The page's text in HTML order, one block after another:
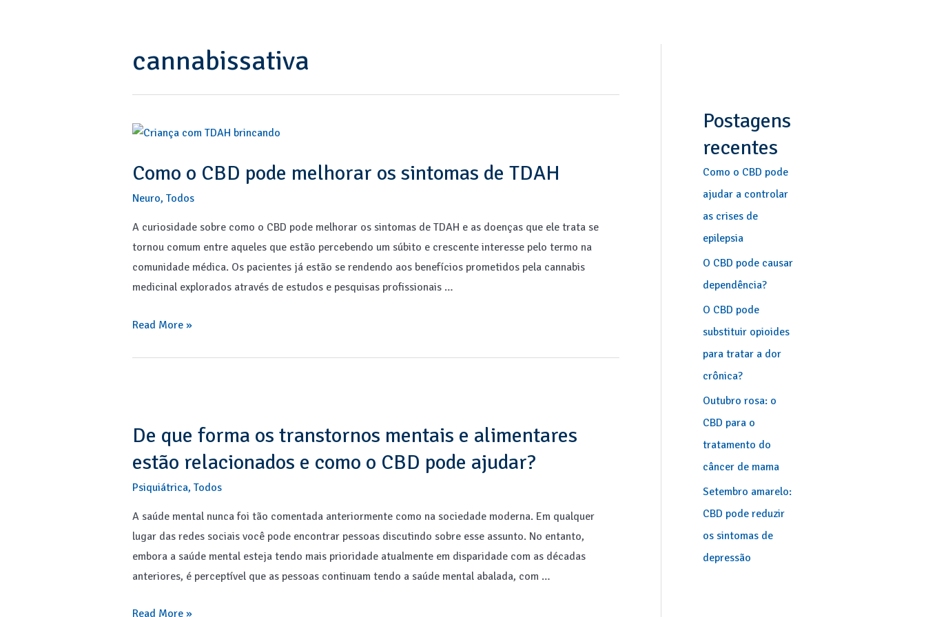
cannabissativa
Como o CBD pode melhorar os sintomas de TDAH
Neuro, Todos
A curiosidade sobre como o CBD pode melhorar os sintomas de TDAH e as doenças que ele trata se
tornou comum entre aqueles que estão percebendo um súbito e crescente interesse pelo termo na
comunidade médica. Os pacientes já estão se rendendo aos benefícios prometidos pela cannabis
medicinal explorados através de estudos e pesquisas profissionais …
Como
sintomas
de
TDAH
Read More »
De que forma os transtornos mentais e alimentares
estão relacionados e como o CBD pode ajudar?
Psiquiátrica, Todos
A saúde mental nunca foi tão comentada anteriormente como na sociedade moderna. Em qualquer
lugar das redes sociais você pode encontrar pessoas discutindo sobre esse assunto. No entanto,
embora a saúde mental esteja tendo mais prioridade atualmente em disparidade com as décadas
anteriores, é perceptível que as pessoas continuam tendo a saúde mental abalada, com …
De
Read More »
Postagens
recentes
Como o CBD pode
ajudar a controlar
as crises de
epilepsia
O CBD pode causar
dependência?
O CBD pode
substituir opioides
para tratar a dor
crônica?
Outubro rosa: o
CBD para o
tratamento do
câncer de mama
Setembro amarelo:
CBD pode reduzir
os sintomas de
depressão